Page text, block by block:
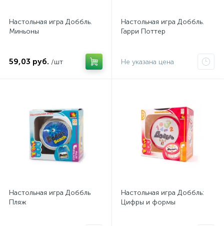
Настольная игра Доббль.
Миньоны
59,03 руб. /шт
Настольная игра Доббль.
Гарри Поттер
Не указана цена
Настольная игра Доббль
Пляж
Настольная игра Доббль:
Цифры и формы